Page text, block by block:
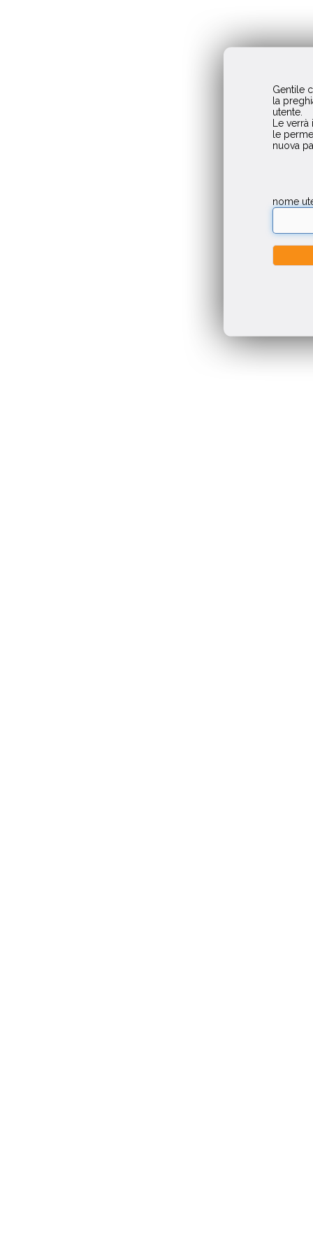
Gentile
la
utente.
Le
le
nuova
nome